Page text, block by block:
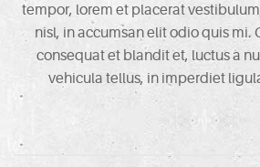
tempor, lorem et placerat
nisl, in accumsan elit odio quis mi.
consequat et blandit et, luctus a
vehicula tellus, in imperdiet